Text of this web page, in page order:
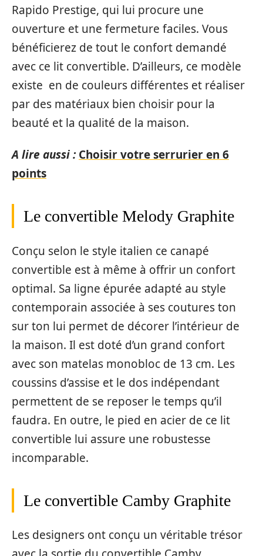
Rapido Prestige, qui lui procure une
ouverture et une fermeture faciles. Vous
bénéficierez de tout le confort demandé
avec ce lit convertible. D’ailleurs, ce modèle
existe en de couleurs différentes et réaliser
par des matériaux bien choisir pour la
beauté et la qualité de la maison.
A lire aussi : Choisir votre serrurier en 6
points
Le convertible Melody Graphite
Conçu selon le style italien ce canapé
convertible est à même à offrir un confort
optimal. Sa ligne épurée adapté au style
contemporain associée à ses coutures ton
sur ton lui permet de décorer l’intérieur de
la maison. Il est doté d’un grand confort
avec son matelas monobloc de 13 cm. Les
coussins d’assise et le dos indépendant
permettent de se reposer le temps qu’il
faudra. En outre, le pied en acier de ce lit
convertible lui assure une robustesse
incomparable.
Le convertible Camby Graphite
Les designers ont conçu un véritable trésor